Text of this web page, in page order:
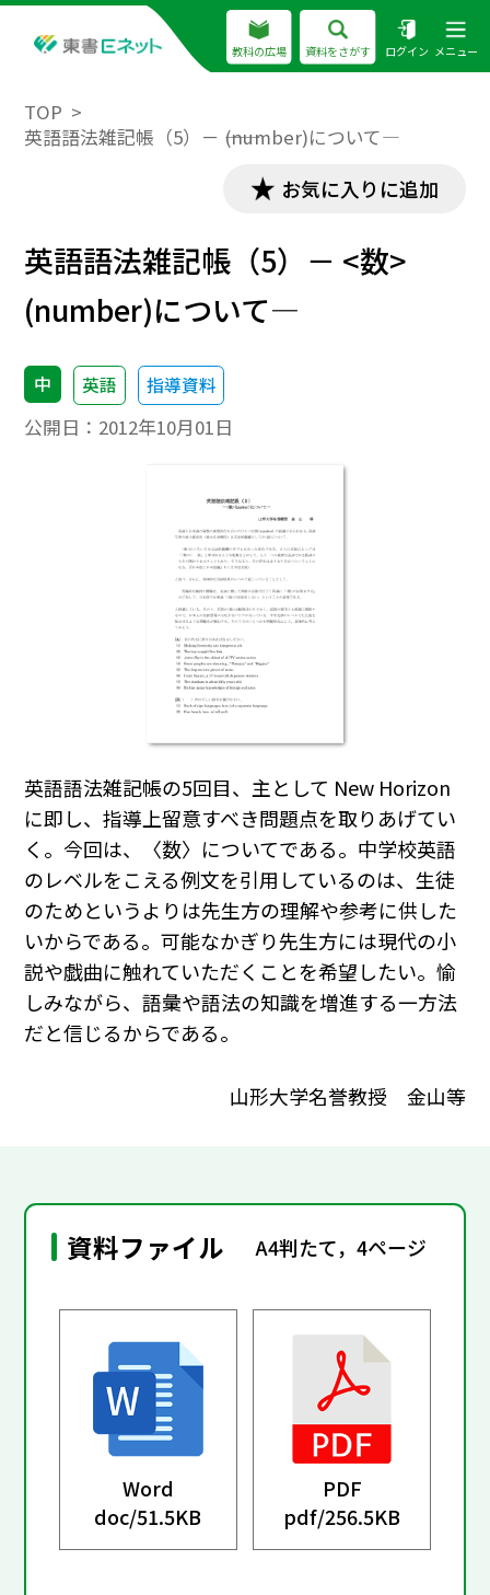
教科の広場 資料をさがす ログイン メニュー
TOP
英語語法雑記帳（5）－ ――(number)について―
お気に入りに追加
英語語法雑記帳（5）－ ――<数>
(number)について―
中 英語 指導資料
公開日： 2012年10月01日
英語語法雑記帳の5回目、主として New Horizon
に即し、指導上留意すべき問題点を取りあげてい
く。今回は、〈数〉についてである。中学校英語
のレベルをこえる例文を引用しているのは、生徒
のためというよりは先生方の理解や参考に供した
いからである。可能なかぎり先生方には現代の小
説や戯曲に触れていただくことを希望したい。愉
しみながら、語彙や語法の知識を増進する一方法
だと信じるからである。
山形大学名誉教授 金山等
資料ファイル A4判たて，4ページ
Word
doc/51.5KB
PDF
pdf/256.5KB